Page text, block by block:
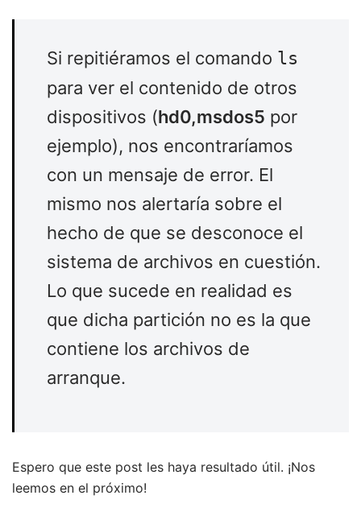
Si repitiéramos el comando ls
para ver el contenido de otros
dispositivos (hd0,msdos5 por
ejemplo), nos encontraríamos
con un mensaje de error. El
mismo nos alertaría sobre el
hecho de que se desconoce el
sistema de archivos en cuestión.
Lo que sucede en realidad es
que dicha partición no es la que
contiene los archivos de
arranque.
Espero que este post les haya resultado útil. ¡Nos
leemos en el próximo!